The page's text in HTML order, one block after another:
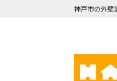
神戸市の外壁